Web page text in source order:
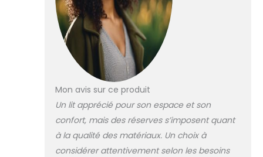
chaise longue est composé de
fibres de silicone (telles que
des couettes, des oreillers), ce
qui offre au chien un endroit
agréable, confortable et doux
pour dormir et se reposer.
𝗟𝗔𝗩𝗔𝗚𝗘. Le lit peut être
lavé en machine à 30 degrés
sans essorage. Pour enlever les
petites saletés, essuyez
simplement avec un chiffon
humide.
𝗙𝗔𝗜𝗧 À 𝗟𝗔
Mon avis sur ce produit
Un lit apprécié pour son espace et son
confort, mais des réserves s’imposent quant
à la qualité des matériaux. Un choix à
considérer attentivement selon les besoins